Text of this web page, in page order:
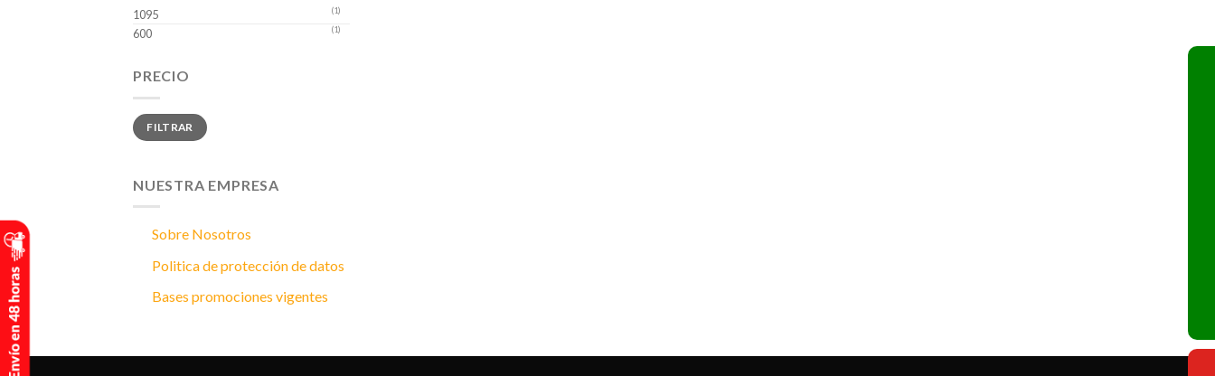
1095 (1)
600 (1)
PRECIO
Precio
mínimo
Precio
máximo
FILTRAR
NUESTRA EMPRESA
Sobre Nosotros
Politica de protección de datos
Bases promociones vigentes